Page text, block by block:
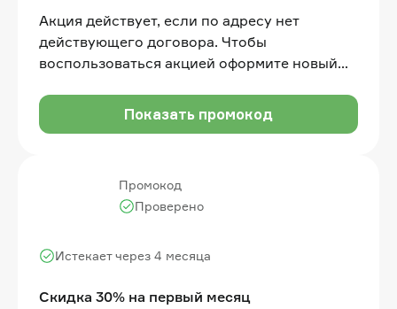
Акция действует, если по адресу нет
действующего договора. Чтобы
воспользоваться акцией оформите новый
согласно выбранному тарифу, получите 1
месяц пользования услугами в подарок
Показать промокод
Промокод
Скидка 30% на первый месяц
Истекает через 4 месяца
Проверено